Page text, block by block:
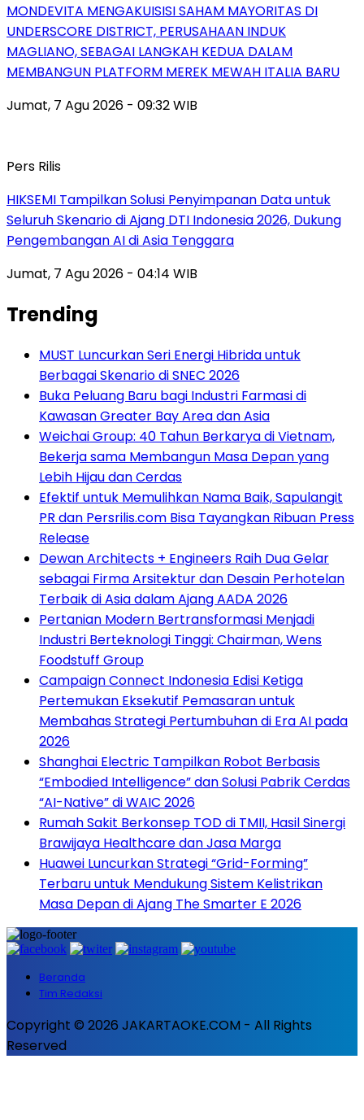
MONDEVITA MENGAKUISISI SAHAM MAYORITAS DI
UNDERSCORE DISTRICT, PERUSAHAAN INDUK
MAGLIANO, SEBAGAI LANGKAH KEDUA DALAM
MEMBANGUN PLATFORM MEREK MEWAH ITALIA BARU
Jumat, 7 Agu 2026 - 09:32 WIB
Pers Rilis
HIKSEMI Tampilkan Solusi Penyimpanan Data untuk
Seluruh Skenario di Ajang DTI Indonesia 2026, Dukung
Pengembangan AI di Asia Tenggara
Jumat, 7 Agu 2026 - 04:14 WIB
Trending
MUST Luncurkan Seri Energi Hibrida untuk
Berbagai Skenario di SNEC 2026
Buka Peluang Baru bagi Industri Farmasi di
Kawasan Greater Bay Area dan Asia
Weichai Group: 40 Tahun Berkarya di Vietnam,
Bekerja sama Membangun Masa Depan yang
Lebih Hijau dan Cerdas
Efektif untuk Memulihkan Nama Baik, Sapulangit
PR dan Persrilis.com Bisa Tayangkan Ribuan Press
Release
Dewan Architects + Engineers Raih Dua Gelar
sebagai Firma Arsitektur dan Desain Perhotelan
Terbaik di Asia dalam Ajang AADA 2026
Pertanian Modern Bertransformasi Menjadi
Industri Berteknologi Tinggi: Chairman, Wens
Foodstuff Group
Campaign Connect Indonesia Edisi Ketiga
Pertemukan Eksekutif Pemasaran untuk
Membahas Strategi Pertumbuhan di Era AI pada
2026
Shanghai Electric Tampilkan Robot Berbasis
“Embodied Intelligence” dan Solusi Pabrik Cerdas
“AI-Native” di WAIC 2026
Rumah Sakit Berkonsep TOD di TMII, Hasil Sinergi
Brawijaya Healthcare dan Jasa Marga
Huawei Luncurkan Strategi “Grid-Forming”
Terbaru untuk Mendukung Sistem Kelistrikan
Masa Depan di Ajang The Smarter E 2026
Beranda
Tim Redaksi
Copyright © 2026 JAKARTAOKE.COM - All Rights
Reserved